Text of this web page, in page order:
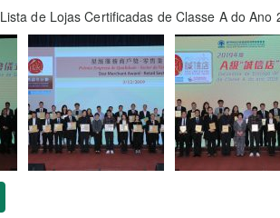
de Lojas Certificadas de Classe A do Ano